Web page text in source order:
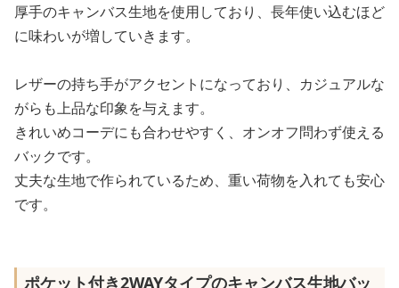
厚手のキャンバス生地を使用しており、長年使い込むほど
に味わいが増していきます。
レザーの持ち手がアクセントになっており、カジュアルな
がらも上品な印象を与えます。
きれいめコーデにも合わせやすく、オンオフ問わず使える
バックです。
丈夫な生地で作られているため、重い荷物を入れても安心
です。
ポケット付き2WAYタイプのキャンバス生地バッ